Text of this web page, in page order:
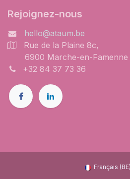
Rejoignez-nous
hello@ataum.be
Rue de la Plaine 8c,
6900 Marche-en-Famenne
+32 84 37 73 36
Français (BE)